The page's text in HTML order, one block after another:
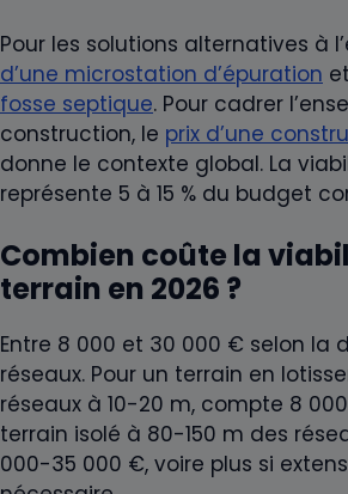
Pour les solutions alternatives à
d’une microstation d’épuration
fosse septique. Pour cadrer
construction, le prix d’une
donne le contexte global. La
représente 5 à 15 % du budget
Combien coûte la
terrain en 2026 ?
Entre 8 000 et 30 000 € selon la
réseaux. Pour un terrain en
réseaux à 10-20 m, compte 8
terrain isolé à 80-150 m des
000-35 000 €, voire plus si